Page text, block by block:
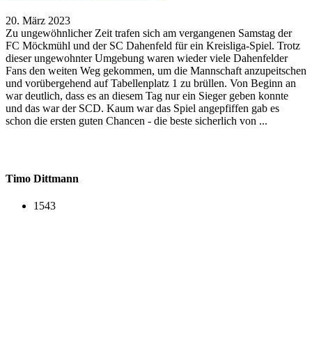
20. März 2023
Zu ungewöhnlicher Zeit trafen sich am vergangenen Samstag der
FC Möckmühl und der SC Dahenfeld für ein Kreisliga-Spiel. Trotz
dieser ungewohnter Umgebung waren wieder viele Dahenfelder
Fans den weiten Weg gekommen, um die Mannschaft anzupeitschen
und vorübergehend auf Tabellenplatz 1 zu brüllen. Von Beginn an
war deutlich, dass es an diesem Tag nur ein Sieger geben konnte
und das war der SCD. Kaum war das Spiel angepfiffen gab es
schon die ersten guten Chancen - die beste sicherlich von ...
Timo Dittmann
1543